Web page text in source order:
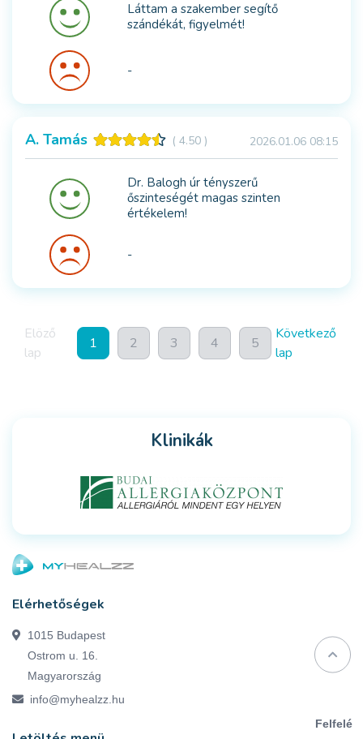
Láttam a szakember segítő
szándékát, figyelmét!
-
A. Tamás ( 4.50 ) 2026.01.06 08:15
Dr. Balogh úr tényszerű
őszinteségét magas szinten
értékelem!
-
Elöző
lap
1 2 3 4 5
Következő
lap
Klinikák
Elérhetőségek
1015 Budapest
Ostrom u. 16.
Magyarország
info@myhealzz.hu
Felfelé